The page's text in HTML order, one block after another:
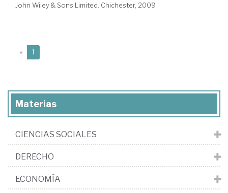
John Wiley & Sons Limited. Chichester, 2009
« 1
Materias
CIENCIAS SOCIALES
DERECHO
ECONOMÍA